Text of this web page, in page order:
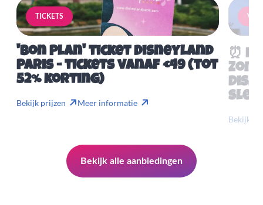
TICKETS
'Bon Plan' ticket Disneyland
Paris - tickets vanaf €49 (tot
52% korting)
Bekijk prijzen Meer informatie
⏰
Bekijk
Bekijk alle aanbiedingen